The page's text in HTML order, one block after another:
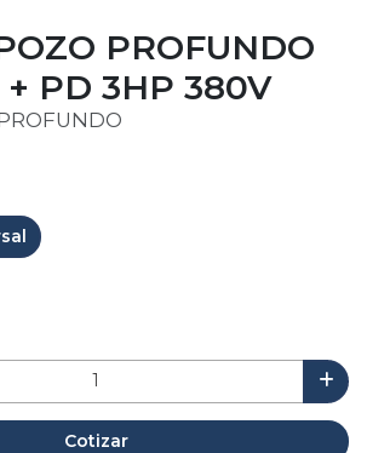
PROFUNDO
+ PD 3HP 380V
Cotizar